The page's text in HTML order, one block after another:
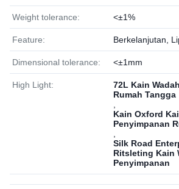
Weight tolerance: <±1%
Feature: Berkelanjutan,
Dimensional tolerance: <±1mm
High Light:
72L Kain
Rumah Tangga
Kain Oxford
Penyimpanan
Silk Road
Ritsleting Kain
Penyimpanan